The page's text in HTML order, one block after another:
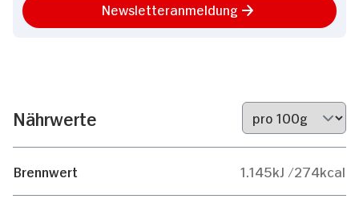
Newsletteranmeldung
Nährwerte
Brennwert 1.145kJ /274kcal